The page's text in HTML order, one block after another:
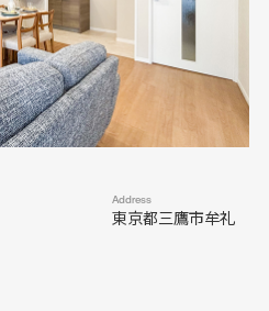
Address
東京都三鷹市牟礼